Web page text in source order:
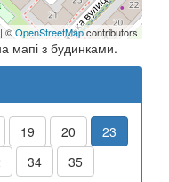
| ©OpenStreetMapcontributors
мапі з будинками.
19 20
23
34 35